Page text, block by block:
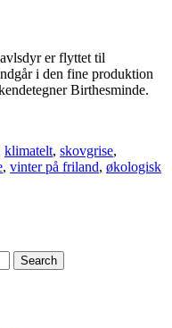
er flyttet til
i den fine produktion
Birthesminde.
klimatelt, skovgrise,
, vinter på friland, økologisk